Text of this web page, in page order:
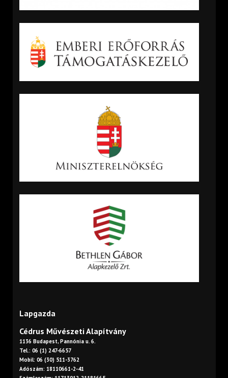
Lapgazda
Cédrus Művészeti Alapítvány
1136 Budapest, Pannónia u. 6.
Tel.: 06 (1) 247-6657
Mobil: 06 (30) 511-3762
Adószám: 18110661-2-41